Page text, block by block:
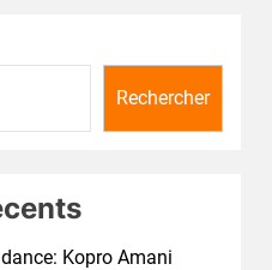
Rechercher
Kopro Amani